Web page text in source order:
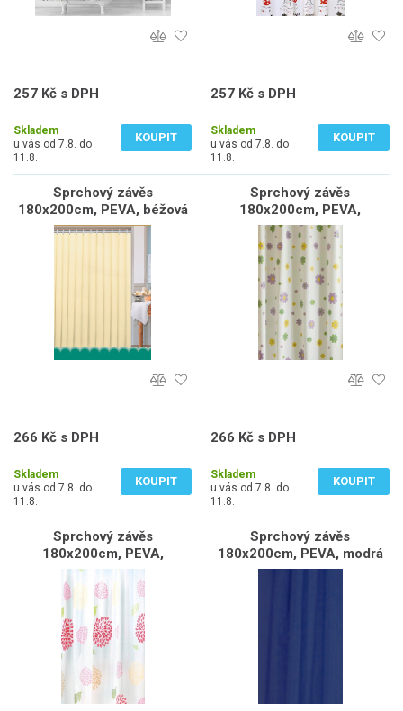
257 Kč s DPH
Skladem
u vás od 7.8. do
11.8.
KOUPIT
257 Kč s DPH
Skladem
u vás od 7.8. do
11.8.
KOUPIT
Sprchový závěs
180x200cm, PEVA, béžová
266 Kč s DPH
Skladem
u vás od 7.8. do
11.8.
KOUPIT
Sprchový závěs
180x200cm, PEVA,
květovaný
266 Kč s DPH
Skladem
u vás od 7.8. do
11.8.
KOUPIT
Sprchový závěs
180x200cm, PEVA,
květovaný, červená
Sprchový závěs
180x200cm, PEVA, modrá